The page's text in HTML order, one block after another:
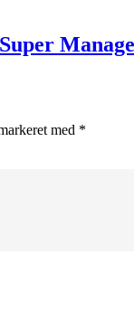
med *